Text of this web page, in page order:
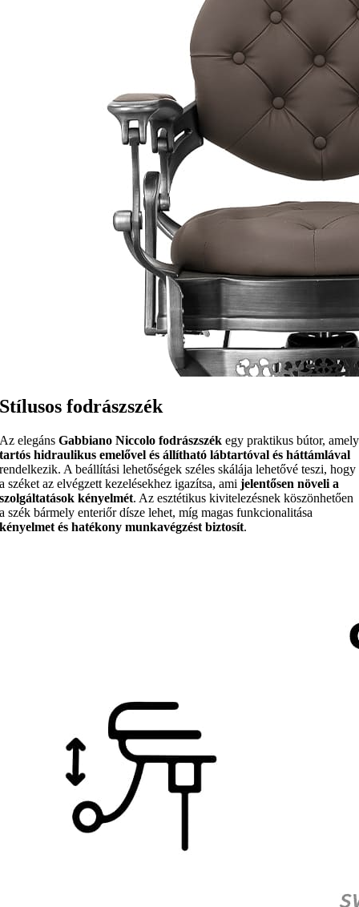
Stílusos fodrászszék
Az elegánsGabbiano Niccolo fodrászszék egy praktikus bútor, amely
tartós hidraulikus emelővel és állítható lábtartóval és háttámlával
rendelkezik. A beállítási lehetőségek széles skálája lehetővé teszi, hogy
a széket az elvégzett kezelésekhez igazítsa, amijelentősen növeli a
szolgáltatások kényelmét. Az esztétikus kivitelezésnek köszönhetően
a szék bármely enteriőr dísze lehet, míg magas funkcionalitása
kényelmet és hatékony munkavégzést biztosít.